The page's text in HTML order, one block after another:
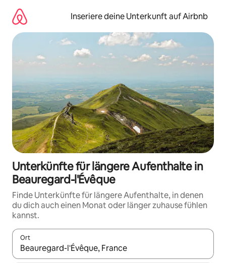
Inhalten
springen
Inseriere deine Unterkunft auf Airbnb
Unterkünfte für längere Aufenthalte in
Beauregard-l'Évêque
Finde Unterkünfte für längere Aufenthalte, in denen
du dich auch einen Monat oder länger zuhause fühlen
kannst.
Ort
Wenn Ergebnisse verfügbar sind, navigiere mit den